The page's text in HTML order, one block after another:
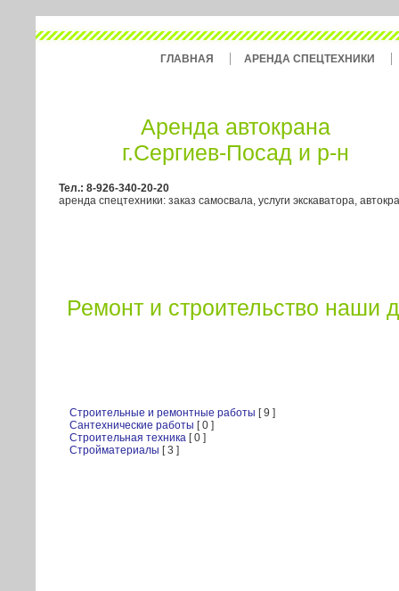
Аренда автокрана
г.Сергиев-Посад и р-н
Тел.: 8-926-340-20-20
аренда спецтехники: заказ самосвала, услуги экскаватора,
ГЛАВНАЯ АРЕНДА СПЕЦТЕХНИКИ
Ремонт и строительство наши
Строительные и ремонтные работы [ 9 ]
Сантехнические работы [ 0 ]
Строительная техника [ 0 ]
Стройматериалы [ 3 ]